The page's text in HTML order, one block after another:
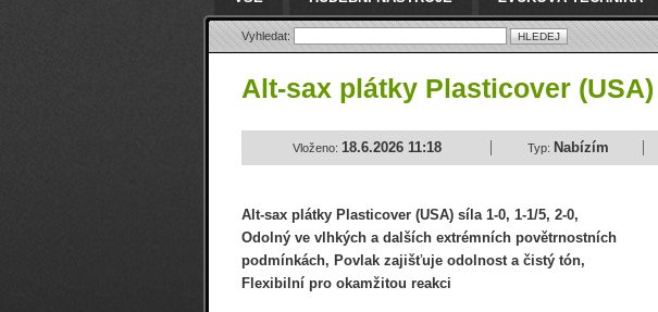
Vyhledat:
Alt-sax plátky Plasticover (USA)
Vloženo: 18.6.2026 11:18 Typ: Nabízím
Alt-sax plátky Plasticover (USA) síla 1-0, 1-1/5, 2-0,
Odolný ve vlhkých a dalších extrémních povětrnostních
podmínkách, Povlak zajišťuje odolnost a čistý tón,
Flexibilní pro okamžitou reakci